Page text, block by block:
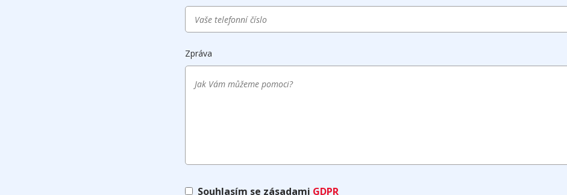
Zpráva
Souhlasím se zásadami GDPR